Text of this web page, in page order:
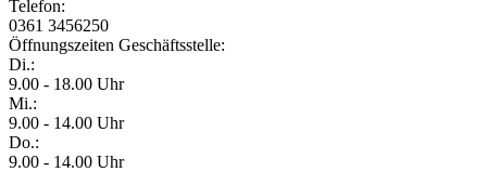
Telefon:
0361 3456250
Öffnungszeiten Geschäftsstelle:
Di.:
9.00 - 18.00 Uhr
Mi.:
9.00 - 14.00 Uhr
Do.:
9.00 - 14.00 Uhr